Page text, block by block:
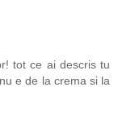
tot ce ai descris tu
e de la crema si la